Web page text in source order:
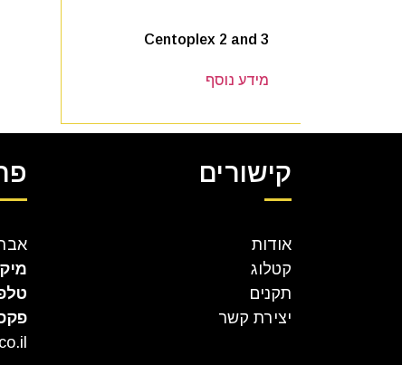
Centoplex 2 and 3
מידע נוסף
קישורים
אודות
קטלוג
תקנים
יצירת קשר
אברהם